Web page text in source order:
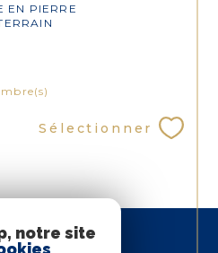
EN PIERRE
Sélectionner
notre site